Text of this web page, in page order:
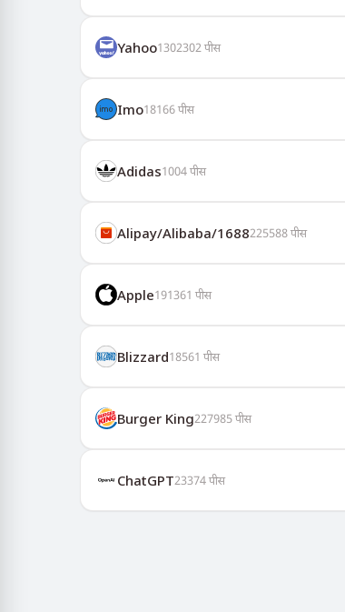
Yahoo1302302 पीस
Imo18166पीस
Adidas1004पीस
Alipay/Alibaba/1688225588पीस
Apple191361 पीस
Blizzard18561 पीस
Burger King227985पीस
ChatGPT23374पीस